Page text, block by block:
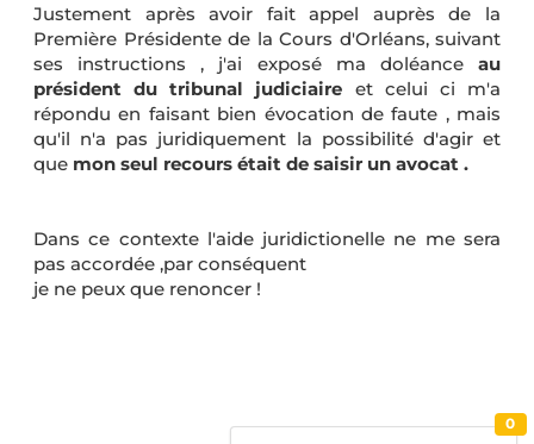
Justement après avoir fait appel auprès de la
Première Présidente de la Cours d'Orléans, suivant
ses instructions , j'ai exposé ma doléance au
président du tribunal judiciaire et celui ci m'a
répondu en faisant bien évocation de faute , mais
qu'il n'a pas juridiquement la possibilité d'agir et
que mon seul recours était de saisir un avocat .
Dans ce contexte l'aide juridictionelle ne me sera
pas accordée ,par conséquent
je ne peux que renoncer !
0